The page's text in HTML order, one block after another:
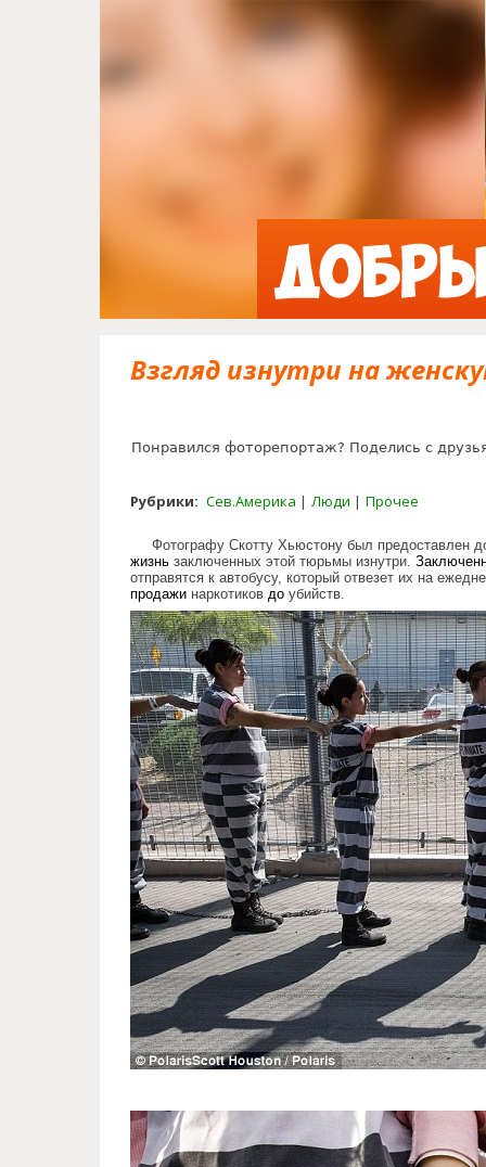
Взгляд изнутри на
Понравился фоторепортаж? Поделись с
Рубрики: Сев.Америка Люди Прочее
Фотографу Скотту Хьюстону был предоставлен
жизнь заключенных этой тюрьмы изнутри.
отправятся к автобусу, который отвезет их на
продажи наркотиков до убийств.